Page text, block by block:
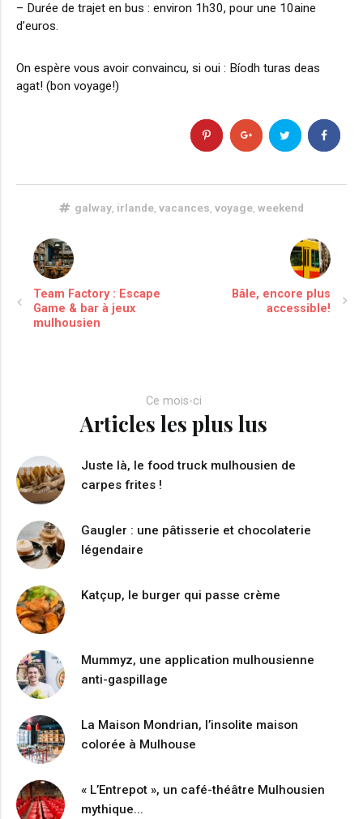
– Durée de trajet en bus : environ 1h30, pour une 10aine
d’euros.
On espère vous avoir convaincu, si oui : Bíodh turas deas
agat! (bon voyage!)
galway, irlande, vacances, voyage, weekend
Team Factory : Escape
Game & bar à jeux
mulhousien
Bâle, encore plus
accessible!
Ce mois-ci
Articles les plus lus
Juste là, le food truck mulhousien de
carpes frites !
Gaugler : une pâtisserie et chocolaterie
légendaire
Katçup, le burger qui passe crème
Mummyz, une application mulhousienne
anti-gaspillage
La Maison Mondrian, l’insolite maison
colorée à Mulhouse
« L’Entrepot », un café-théâtre Mulhousien
mythique...